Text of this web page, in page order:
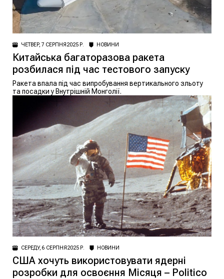
ЧЕТВЕР, 7 СЕРПНЯ 2025 Р. НОВИНИ
Китайська багаторазова ракета
розбилася під час тестового запуску
Ракета впала під час випробування вертикального зльоту
та посадки у Внутрішній Монголії.
СЕРЕДУ, 6 СЕРПНЯ 2025 Р. НОВИНИ
США хочуть використовувати ядерні
розробки для освоєння Місяця – Politico